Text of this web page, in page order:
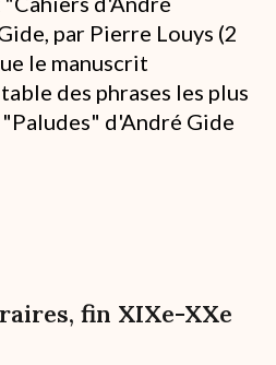
par Pierre Louys (2
le manuscrit
des phrases les plus
d'André Gide
fin XIXe-XXe